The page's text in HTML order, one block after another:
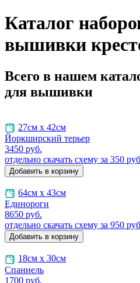
Каталог
вышивки
Всего в нашем
для вышивки
27см х 42см
Йоркширский терьер
3450 руб.
отдельно скачать схему за 350
64см х 43см
Единороги
8650 руб.
отдельно скачать схему за 950
18см х 30см
Спаниель
1700 руб.